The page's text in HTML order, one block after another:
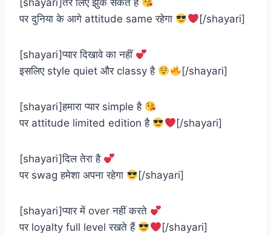
[shayari]तेरे लिए झुक सकते हैं
पर दुनिया के आगे attitude same रहेगा
[/shayari]
[shayari]प्यार दिखावे का नहीं
इसलिए style quiet और classy है
[/shayari]
[shayari]हमारा प्यार simple है
पर attitude limited edition है
[/shayari]
[shayari]दिल तेरा है
पर swag हमेशा अपना रहेगा
[/shayari]
[shayari]प्यार में over नहीं करते
पर loyalty full level रखते हैं
[/shayari]